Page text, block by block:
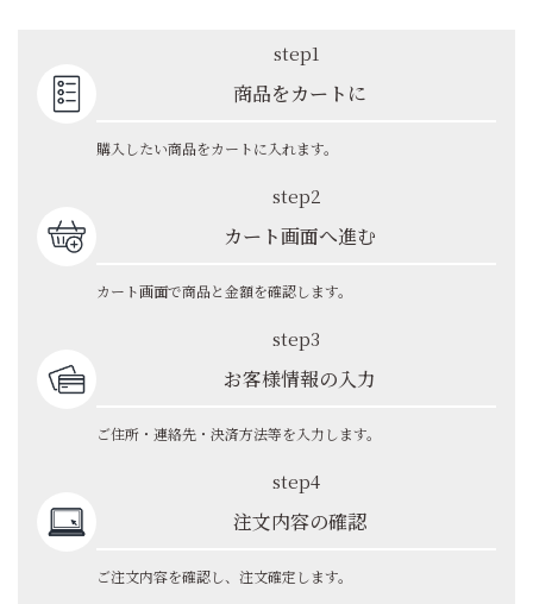
step1
商品をカートに
購入したい商品をカートに入れます。
step2
カート画面へ進む
カート画面で商品と金額を確認します。
step3
お客様情報の入力
ご住所・連絡先・決済方法等を入力します。
step4
注文内容の確認
ご注文内容を確認し、注文確定します。